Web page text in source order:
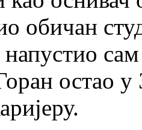
оби­чан
остао